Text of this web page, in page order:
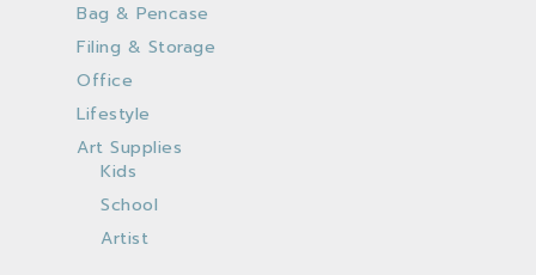
Bag & Pencase
Filing & Storage
Office
Lifestyle
Art Supplies
Kids
School
Artist